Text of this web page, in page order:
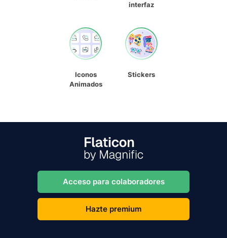
interfaz
Iconos
Animados
Stickers
Acceso para colaboradores
Hazte premium